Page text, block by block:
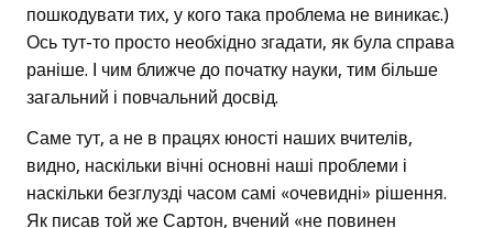
пошкодувати тих, у кого така проблема не виникає.)
Ось тут-то просто необхідно згадати, як була справа
раніше. І чим ближче до початку науки, тим більше
загальний і повчальний досвід.
Саме тут, а не в працях юності наших вчителів,
видно, наскільки вічні основні наші проблеми і
наскільки безглузді часом самі «очевидні» рішення.
Як писав той же Сартон, вчений «не повинен